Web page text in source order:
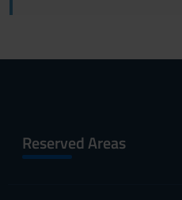
Reserved Areas